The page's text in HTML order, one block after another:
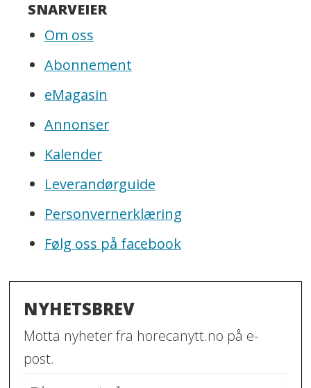
SNARVEIER
Om oss
Abonnement
eMagasin
Annonser
Kalender
Leverandørguide
Personvernerklæring
Følg oss på facebook
NYHETSBREV
Motta nyheter fra horecanytt.no på e-
post.